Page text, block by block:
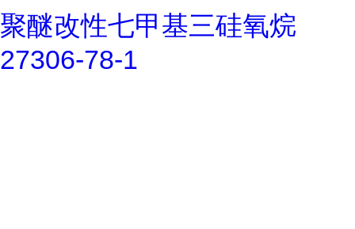
聚醚改性七甲基三硅氧烷
27306-78-1